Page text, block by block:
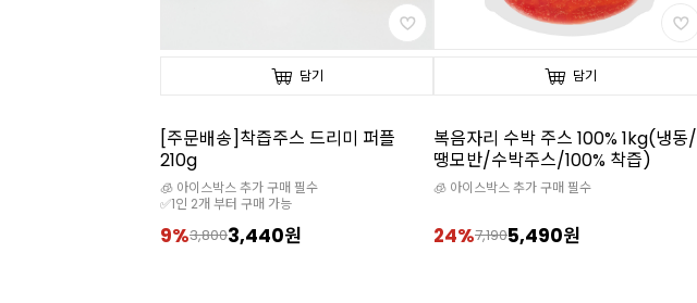
담기
[주문배송]착즙주스 드리미 퍼플
210g
🧊 아이스박스 추가 구매 필수
✅1인 2개 부터 구매 가능
9%3,8003,440원
담기
복음자리 수박 주스 100% 1kg(냉동/
땡모반/수박주스/100% 착즙)
🧊 아이스박스 추가 구매 필수
24%7,1905,490원